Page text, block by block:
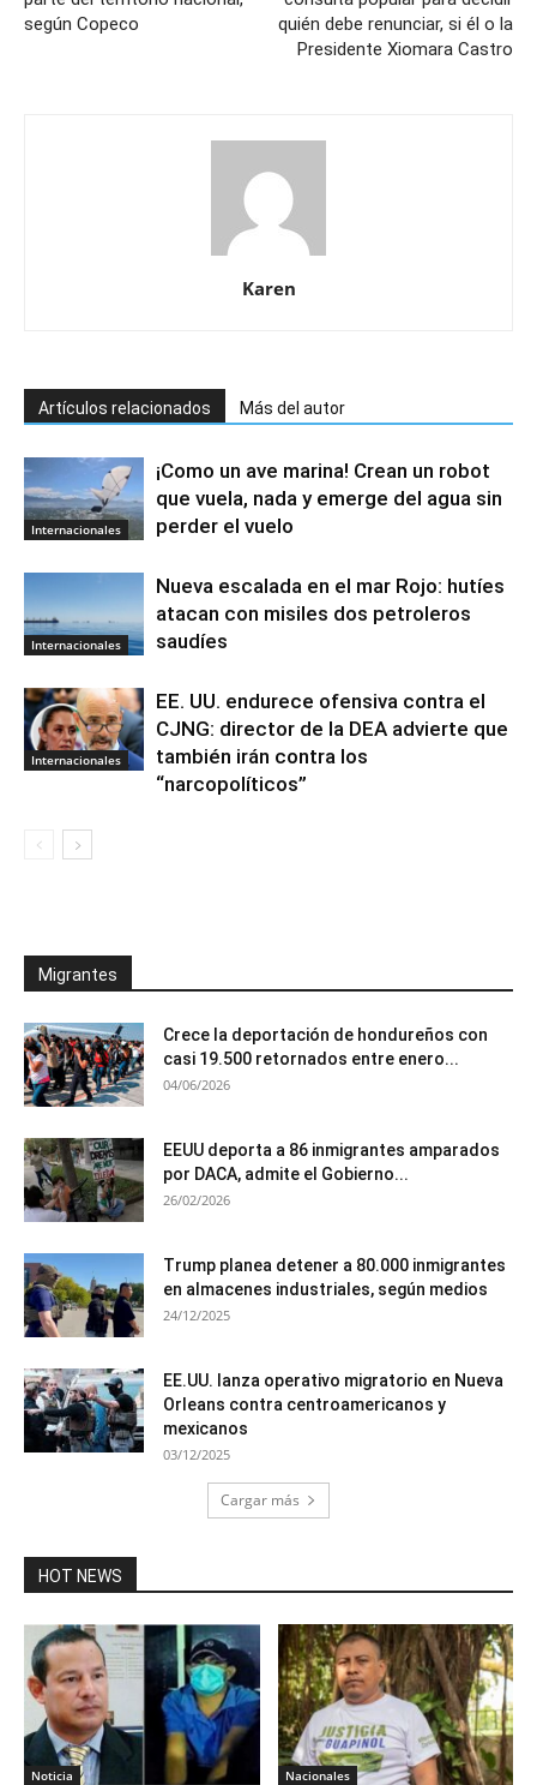
según Copeco
quién debe renunciar, si él o la
Presidente Xiomara Castro
Karen
Artículos relacionados Más del autor
Internacionales
¡Como un ave marina! Crean un robot
que vuela, nada y emerge del agua sin
perder el vuelo
Internacionales
Nueva escalada en el mar Rojo: hutíes
atacan con misiles dos petroleros
saudíes
Internacionales
EE. UU. endurece ofensiva contra el
CJNG: director de la DEA advierte que
también irán contra los
“narcopolíticos”
Migrantes
Crece la deportación de hondureños con
casi 19.500 retornados entre enero...
04/06/2026
EEUU deporta a 86 inmigrantes amparados
por DACA, admite el Gobierno...
26/02/2026
Trump planea detener a 80.000 inmigrantes
en almacenes industriales, según medios
24/12/2025
EE.UU. lanza operativo migratorio en Nueva
Orleans contra centroamericanos y
mexicanos
03/12/2025
Cargar más
HOT NEWS
Noticia Nacionales